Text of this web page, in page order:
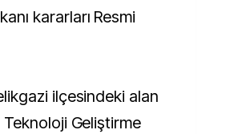
kararları Resmi
ilçesindeki alan
Geliştirme